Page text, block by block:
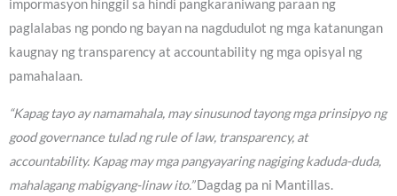
impormasyon hinggil sa hindi pangkaraniwang paraan ng
paglalabas ng pondo ng bayan na nagdudulot ng mga katanungan
kaugnay ng transparency at accountability ng mga opisyal ng
pamahalaan.
“Kapag tayo ay namamahala, may sinusunod tayong mga prinsipyo ng
good governance tulad ng rule of law, transparency, at
accountability. Kapag may mga pangyayaring nagiging kaduda-duda,
mahalagang mabigyang-linaw ito.”Dagdag pa ni Mantillas.